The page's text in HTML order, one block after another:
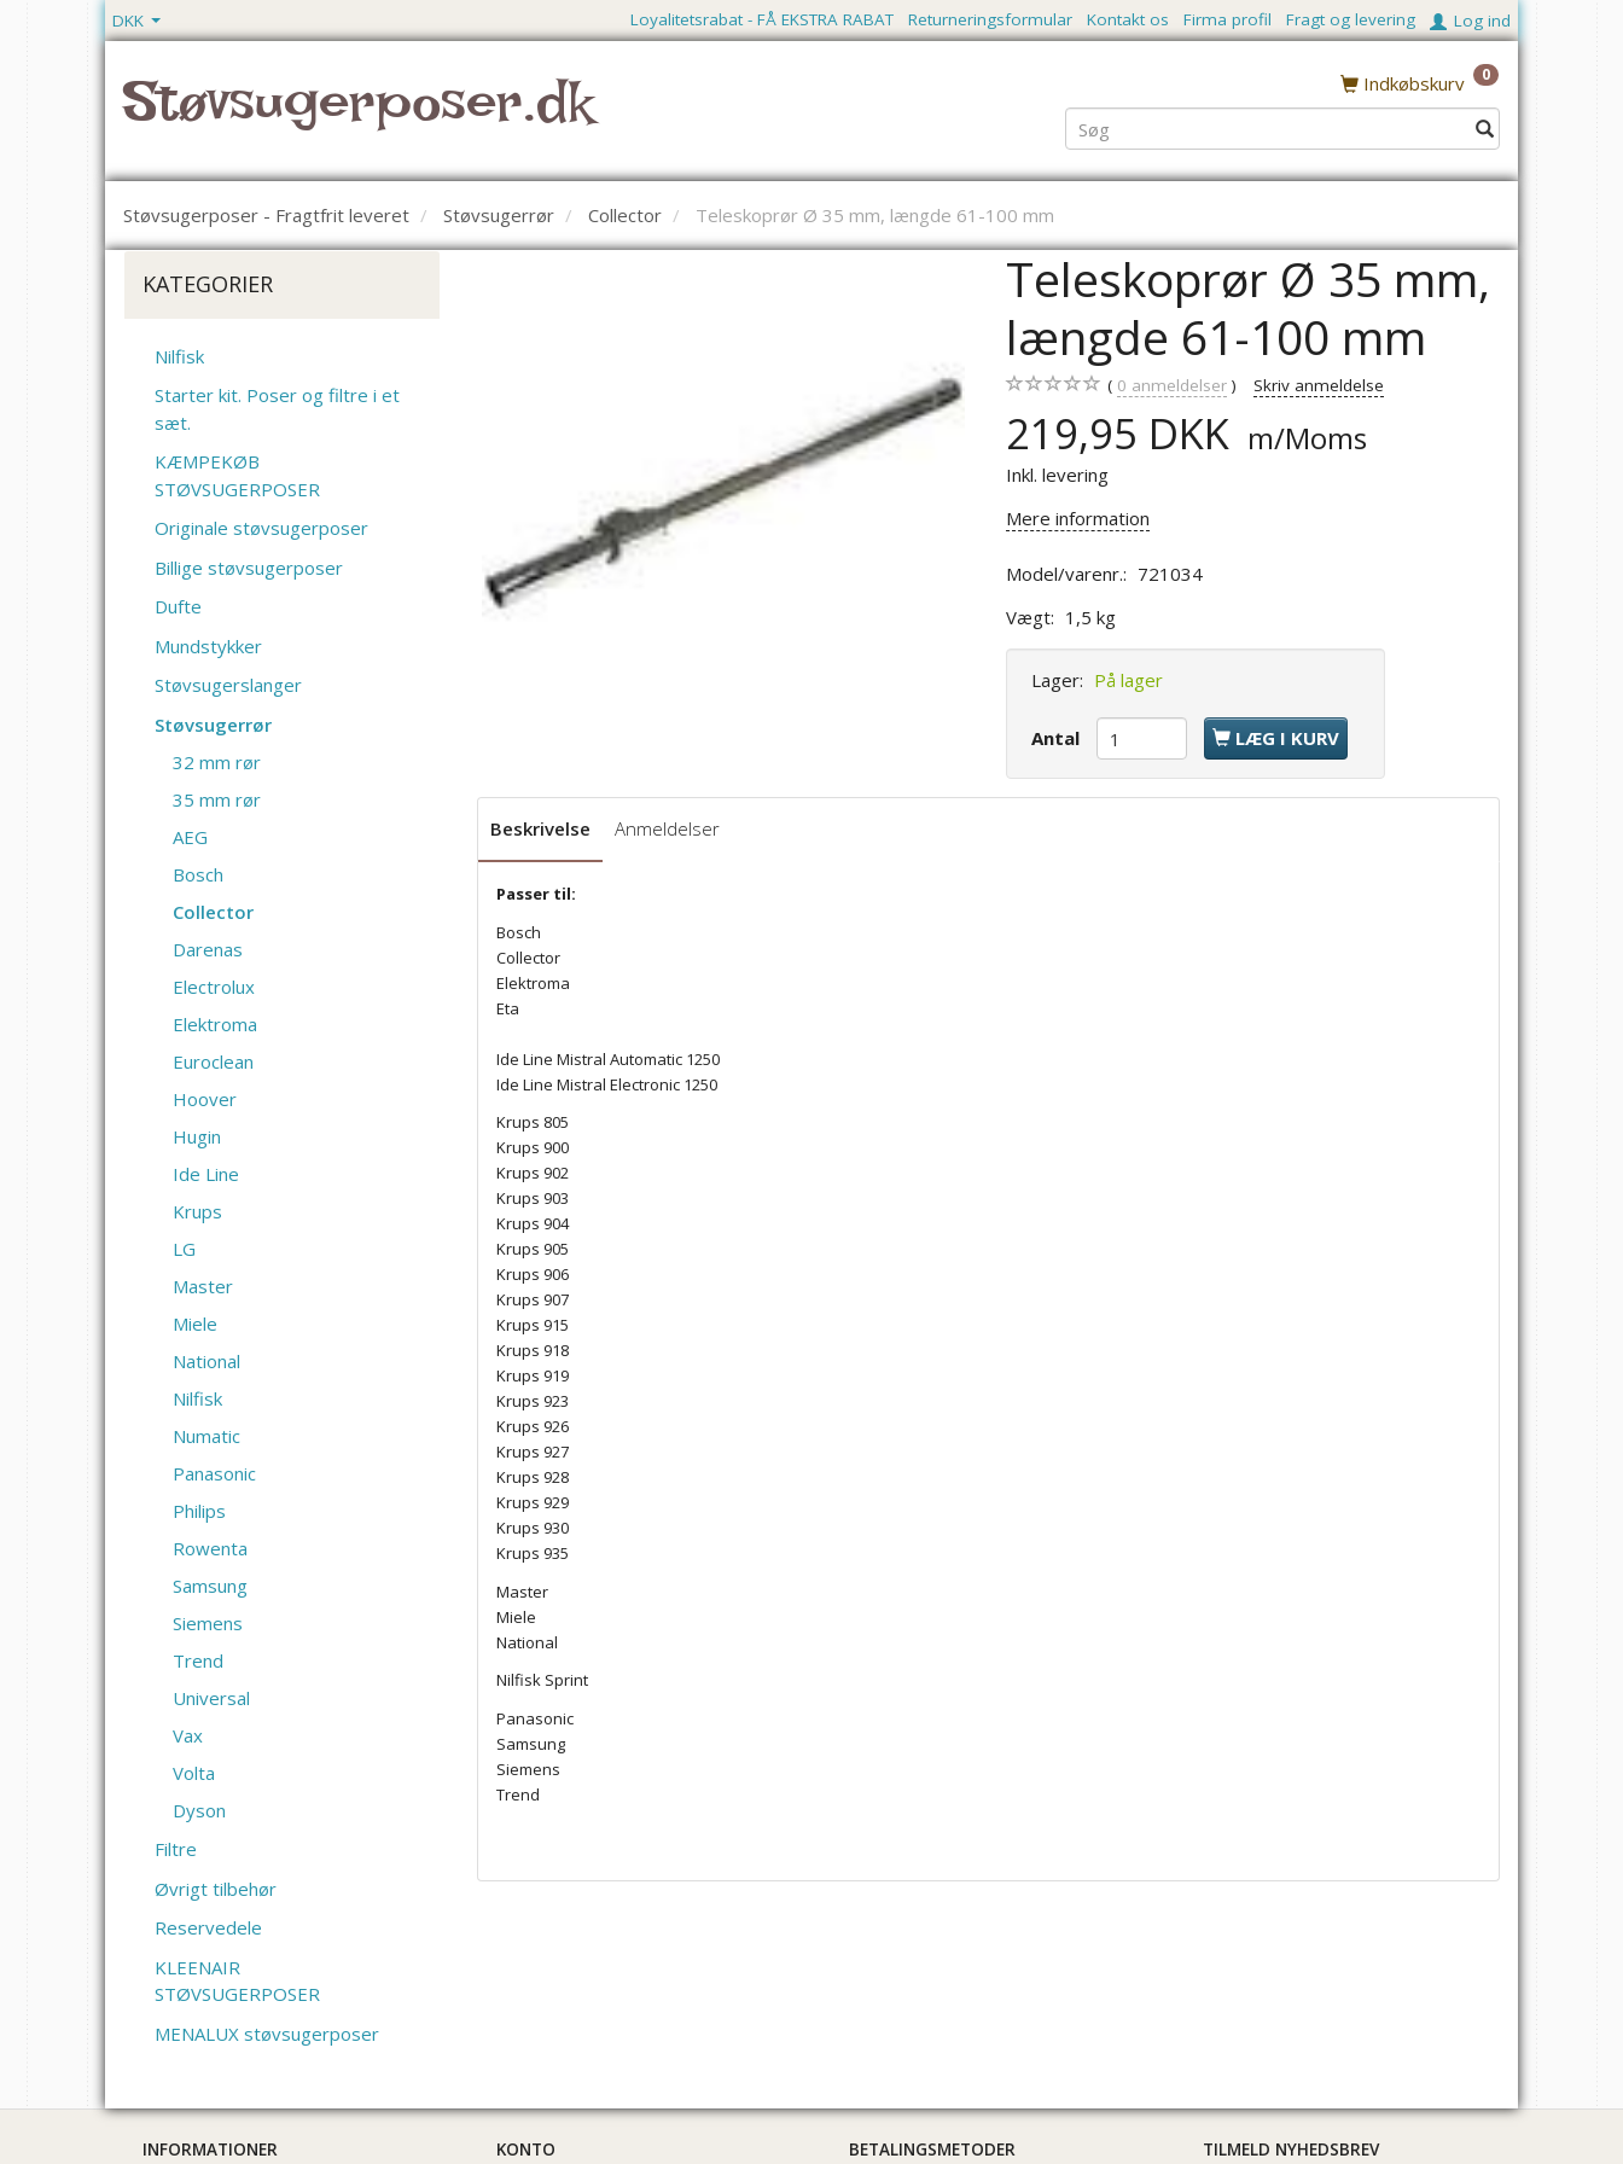
DKK Log ind
Fragt og levering
Firma profil
Kontakt os
Returneringsformular
Loyalitetsrabat - FÅ EKSTRA RABAT
Støvsugerposer.dk Indkøbskurv 0
Støvsugerposer - Fragtfrit leveret Støvsugerrør Collector Teleskoprør Ø 35 mm, længde 61-100 mm
KATEGORIER
Nilfisk
Starter kit. Poser og filtre i et
sæt.
KÆMPEKØB
STØVSUGERPOSER
Originale støvsugerposer
Billige støvsugerposer
Dufte
Mundstykker
Støvsugerslanger
Støvsugerrør
32 mm rør
35 mm rør
AEG
Bosch
Collector
Darenas
Electrolux
Elektroma
Euroclean
Hoover
Hugin
Ide Line
Krups
LG
Master
Miele
National
Nilfisk
Numatic
Panasonic
Philips
Rowenta
Samsung
Siemens
Trend
Universal
Vax
Volta
Dyson
Filtre
Øvrigt tilbehør
Reservedele
KLEENAIR
STØVSUGERPOSER
MENALUX støvsugerposer
Teleskoprør Ø 35 mm,
længde 61-100 mm
0 anmeldelser Skriv anmeldelse
219,95 DKK m/Moms
Inkl. levering
Mere information
Model/varenr.: 721034
Vægt: 1,5 kg
Lager: På lager
Antal LÆG I KURV
Beskrivelse Anmeldelser
Passer til:
Bosch
Collector
Elektroma
Eta
Ide Line Mistral Automatic 1250
Ide Line Mistral Electronic 1250
Krups 805
Krups 900
Krups 902
Krups 903
Krups 904
Krups 905
Krups 906
Krups 907
Krups 915
Krups 918
Krups 919
Krups 923
Krups 926
Krups 927
Krups 928
Krups 929
Krups 930
Krups 935
Master
Miele
National
Nilfisk Sprint
Panasonic
Samsung
Siemens
Trend
INFORMATIONER KONTO BETALINGSMETODER TILMELD NYHEDSBREV